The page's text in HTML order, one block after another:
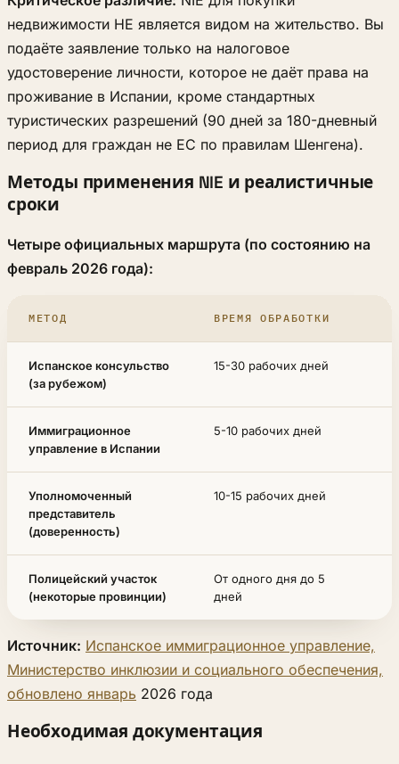
недвижимости НЕ является видом на жительство. Вы
подаёте заявление только на налоговое
удостоверение личности, которое не даёт права на
проживание в Испании, кроме стандартных
туристических разрешений (90 дней за 180-дневный
период для граждан не ЕС по правилам Шенгена).
Методы применения NIE и реалистичные
сроки
Четыре официальных маршрута (по состоянию на
февраль 2026 года):
МЕТОД ВРЕМЯ ОБРАБОТКИ
Испанское консульство
(за рубежом)
15-30 рабочих дней
Иммиграционное
управление в Испании
5-10 рабочих дней
Уполномоченный
представитель
(доверенность)
10-15 рабочих дней
Полицейский участок
(некоторые провинции)
От одного дня до 5
дней
Источник: Испанское иммиграционное управление,
Министерство инклюзии и социального обеспечения,
обновлено январь 2026 года
Необходимая документация